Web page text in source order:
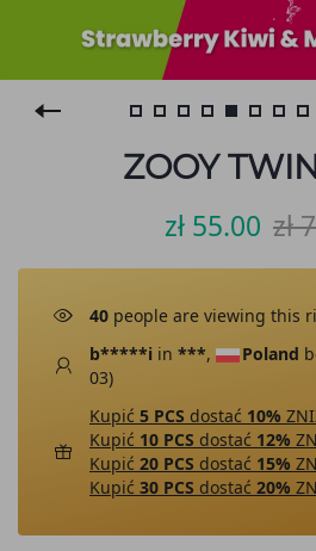
ZOOY
zł 55.00 zł
40 people are viewing this
b*****i in ***, Poland
03)
Kupić 5 PCS dostać 10%
Kupić 10 PCS dostać 12%
Kupić 20 PCS dostać 15%
Kupić 30 PCS dostać 20%